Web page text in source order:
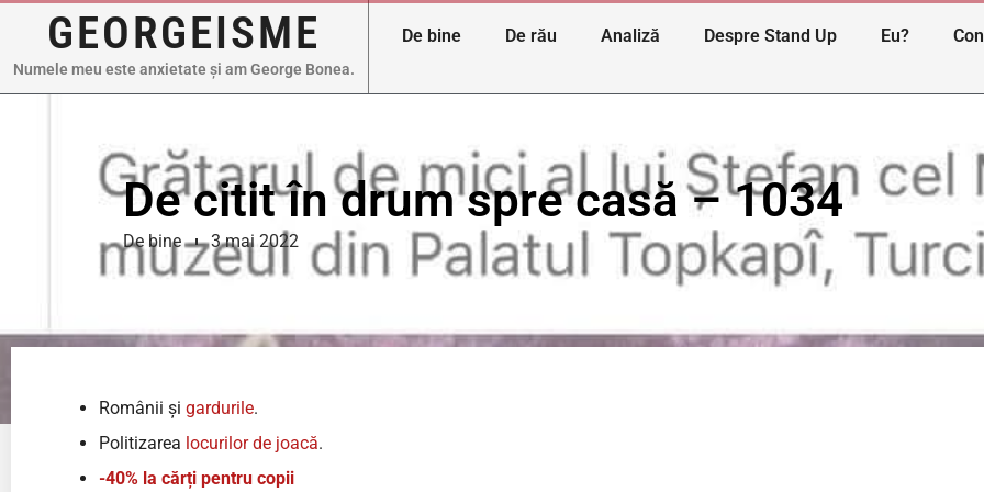
GEORGEISME
Numele meu este anxietate și am George Bonea.
De bine De rău Analiză Despre Stand Up Eu?
De citit în drum spre casă – 1034
De bine 3 mai 2022
Românii și gardurile.
Politizarea locurilor de joacă.
-40% la cărți pentru copii